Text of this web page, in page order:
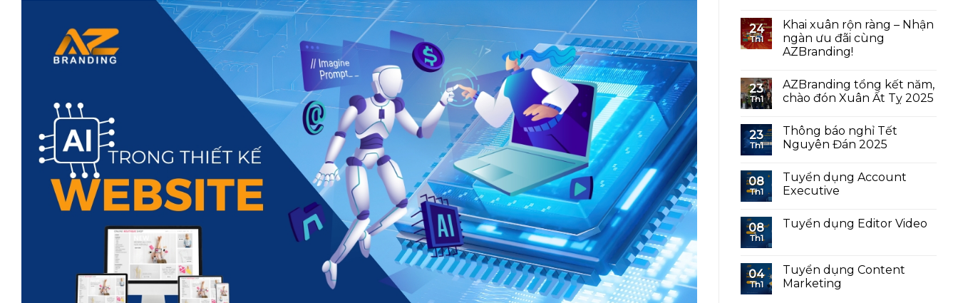
24
Th1
Khai xuân rộn ràng – Nhận
ngàn ưu đãi cùng
AZBranding!
23
Th1
AZBranding tổng kết năm,
chào đón Xuân Ất Tỵ 2025
23
Th1
Thông báo nghỉ Tết
Nguyên Đán 2025
08
Th1
Tuyển dụng Account
Executive
08
Th1
Tuyển dụng Editor Video
04
Th1
Tuyển dụng Content
Marketing